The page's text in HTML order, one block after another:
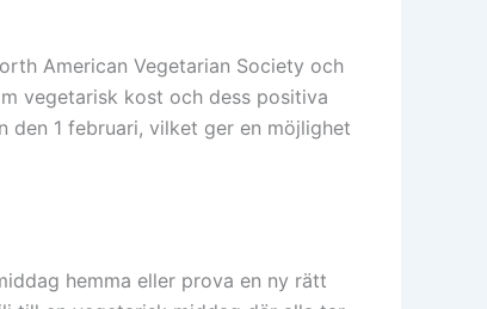
American Vegetarian Society och
vegetarisk kost och dess positiva
den 1 februari, vilket ger en möjlighet
hemma eller prova en ny rätt